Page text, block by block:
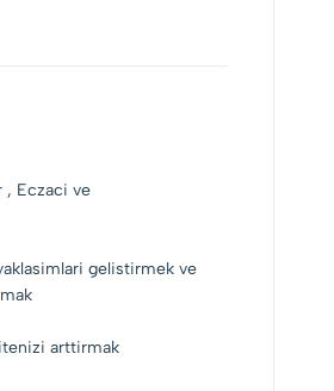
, Eczaci ve
gelistirmek ve
arttirmak